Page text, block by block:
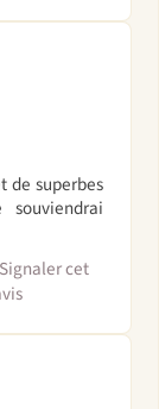
de superbes
Signaler cet